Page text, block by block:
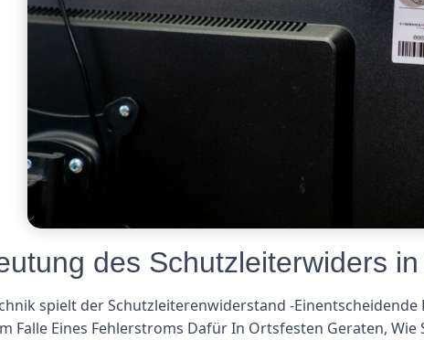
des Schutzleiterwiders
spielt der Schutzleiterenwiderstand -
Falle Eines Fehlerstroms Dafür In Ortsfesten Geraten,